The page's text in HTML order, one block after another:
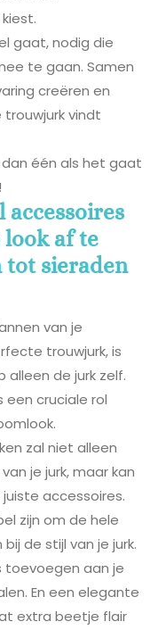
gaat, nodig die
te gaan. Samen
creëren en
vindt
één als het gaat
accessoires
af te
tot sieraden
van je
trouwjurk, is
de jurk zelf.
cruciale rol
zal niet alleen
je jurk, maar kan
accessoires.
zijn om de hele
de stijl van je jurk.
toevoegen aan je
En een elegante
extra beetje flair